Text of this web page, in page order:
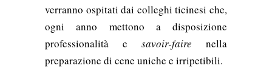
verranno ospitati dai colleghi ticinesi che,
ogni anno mettono a disposizione
professionalità e savoir-faire nella
preparazione di cene uniche e irripetibili.